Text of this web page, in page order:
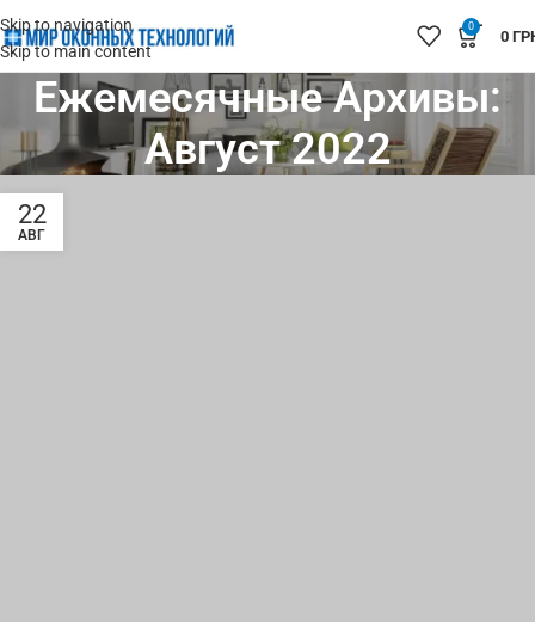
Skip to navigation
Skip to main content
0
0
Ежемесячные Архивы:
Август 2022
22
АВГ